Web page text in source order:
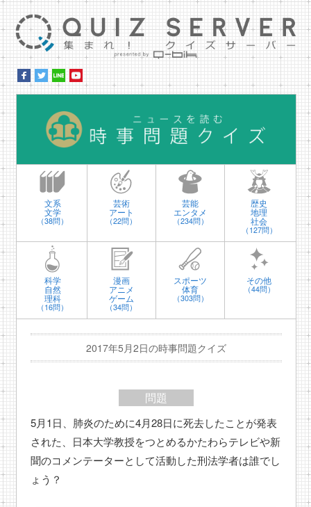
文系
文学
（38問）
芸術
アート
（22問）
芸能
エンタメ
（234問）
歴史
地理
社会
（127問）
科学
自然
理科
（16問）
漫画
アニメ
ゲーム
（34問）
スポーツ
体育
（303問）
その他
（44問）
2017年5月2日の時事問題クイズ
問題
5月1日、肺炎のために4月28日に死去したことが発表
された、日本大学教授をつとめるかたわらテレビや新
聞のコメンテーターとして活動した刑法学者は誰でし
ょう？